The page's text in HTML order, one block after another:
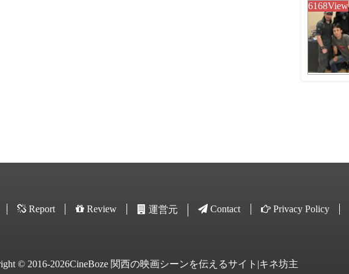
6168View
Report Review 運営元 Contact Privacy Policy
© 2016-2026CineBoze 関西の映画シーンを伝えるサイト|キネ坊主